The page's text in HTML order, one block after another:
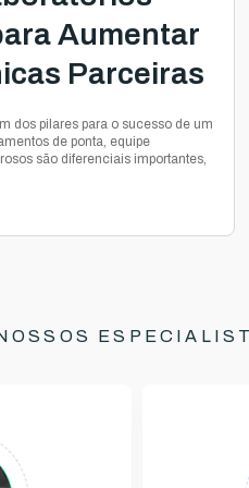
Aumentar
Parceiras
dos pilares para o sucesso de um
de ponta, equipe
são diferenciais importantes,